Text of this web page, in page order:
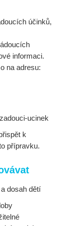
účinků,
informaci.
na adresu:
ucinek
k
přípravku.
dosah dětí